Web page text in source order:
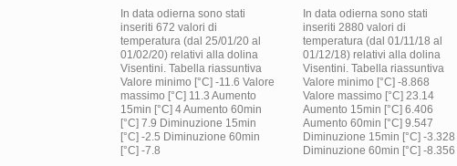
In data odierna sono stati
inseriti 672 valori di
temperatura (dal 25/01/20 al
01/02/20) relativi alla dolina
Visentini. Tabella riassuntiva
Valore minimo [°C] -11.6 Valore
massimo [°C] 11.3 Aumento
15min [°C] 4 Aumento 60min
[°C] 7.9 Diminuzione 15min
[°C] -2.5 Diminuzione 60min
[°C] -7.8
In data odierna sono stati
inseriti 2880 valori di
temperatura (dal 01/11/18 al
01/12/18) relativi alla dolina
Visentini. Tabella riassuntiva
Valore minimo [°C] -8.868
Valore massimo [°C] 23.14
Aumento 15min [°C] 6.406
Aumento 60min [°C] 9.547
Diminuzione 15min [°C] -3.328
Diminuzione 60min [°C] -8.356